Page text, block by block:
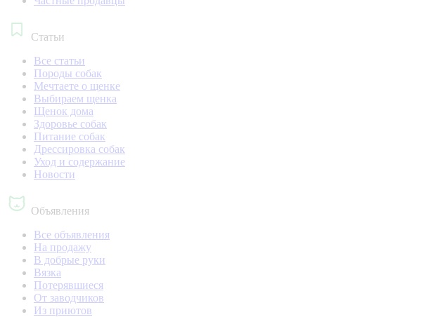
Статьи
Все статьи
Породы собак
Мечтаете о щенке
Выбираем щенка
Щенок дома
Здоровье собак
Питание собак
Дрессировка собак
Уход и содержание
Новости
Объявления
Все объявления
На продажу
В добрые руки
Вязка
Потерявшиеся
От заводчиков
Из приютов